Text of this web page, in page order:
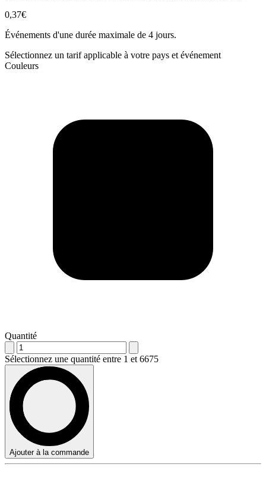
0,37€
Événements d'une durée maximale de 4 jours.
Sélectionnez un tarif applicable à votre pays et événement
Couleurs
Quantité
Sélectionnez une quantité entre 1 et 6675
Ajouter à la commande